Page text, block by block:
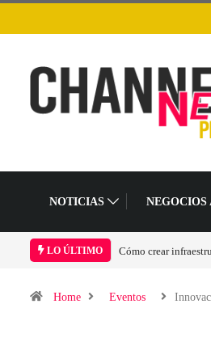
NOTICIAS NEGOCIOS
LO ÚLTIMO
realmente pueda sostenerLas
Home Eventos